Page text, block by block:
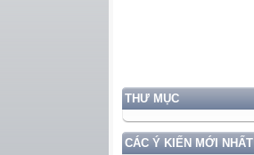
THƯ MỤC
CÁC Ý KIẾN MỚI NHẤT